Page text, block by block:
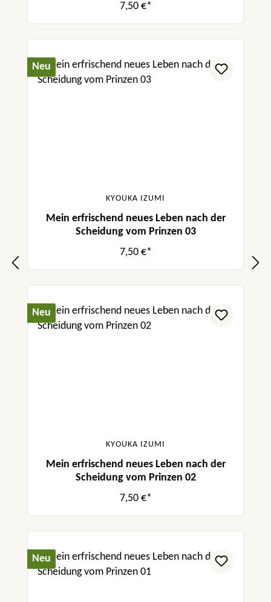
7,50 €*
Neu
KYOUKA IZUMI
Mein erfrischend neues Leben nach der
Scheidung vom Prinzen 03
7,50 €*
Neu
KYOUKA IZUMI
Mein erfrischend neues Leben nach der
Scheidung vom Prinzen 02
7,50 €*
Neu